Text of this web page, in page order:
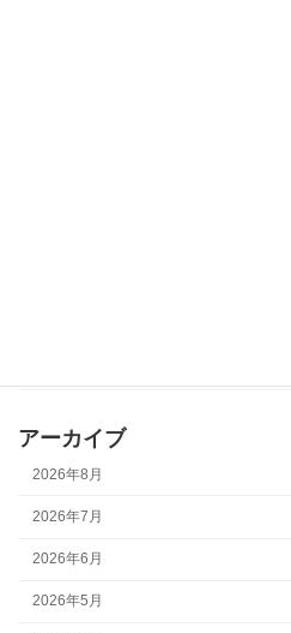
アーカイブ
2026年8月
2026年7月
2026年6月
2026年5月